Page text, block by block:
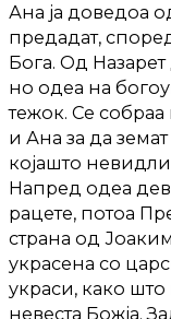
Ана ја доведоа
предадат,
Бога. Од
но одеа на
тежок. Се
и Ана за да
којашто
Напред одеа
рацете, потоа
страна од
украсена со
украси, како
невеста Божја.